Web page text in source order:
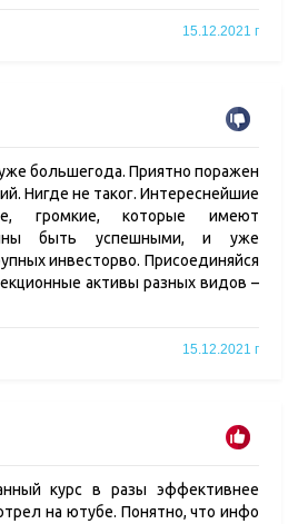
15.12.2021 г
большегода. Приятно поражен
Нигде не таког. Интереснейшие
громкие, которые имеют
быть успешными, и уже
инвесторво. Присоединяйся
активы разных видов –
15.12.2021 г
курс в разы эффективнее
на ютубе. Понятно, что инфо